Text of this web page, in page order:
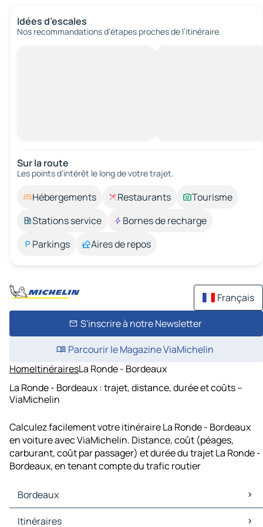
Idées d’escales
Nos recommandations d'étapes proches de l’itinéraire.
Sur la route
Les points d’intérêt le long de votre trajet.
Hébergements Restaurants
Tourisme
Stations service
Bornes de recharge
Parkings
Aires de repos
Français
S'inscrire à notre Newsletter
Parcourir le Magazine ViaMichelin
HomeItinérairesLa Ronde - Bordeaux
La Ronde - Bordeaux : trajet, distance, durée et coûts –
ViaMichelin
Calculez facilement votre itinéraire La Ronde - Bordeaux
en voiture avec ViaMichelin. Distance, coût (péages,
carburant, coût par passager) et durée du trajet La Ronde -
Bordeaux, en tenant compte du trafic routier
Bordeaux
Bordeaux Cartes et plans
Itinéraires